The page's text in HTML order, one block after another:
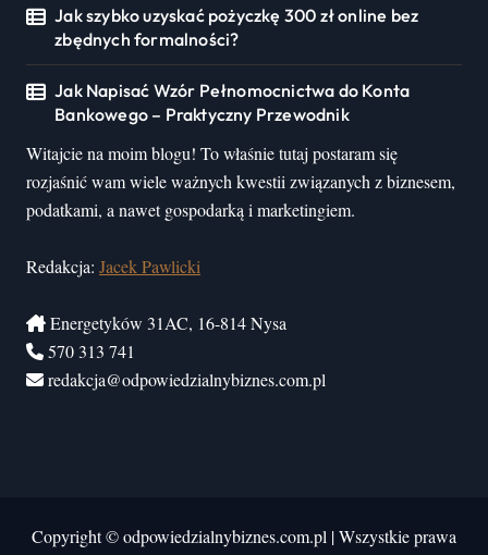
Jak szybko uzyskać pożyczkę 300 zł online bez
zbędnych formalności?
Jak Napisać Wzór Pełnomocnictwa do Konta
Bankowego – Praktyczny Przewodnik
Witajcie na moim blogu! To właśnie tutaj postaram się
rozjaśnić wam wiele ważnych kwestii związanych z biznesem,
podatkami, a nawet gospodarką i marketingiem.
Redakcja: Jacek Pawlicki
Energetyków 31AC, 16-814 Nysa
570 313 741
redakcja@odpowiedzialnybiznes.com.pl
Copyright © odpowiedzialnybiznes.com.pl |Wszystkie prawa